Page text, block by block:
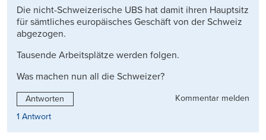
Die nicht-Schweizerische UBS hat damit ihren Hauptsitz
für sämtliches europäisches Geschäft von der Schweiz
abgezogen.
Tausende Arbeitsplätze werden folgen.
Was machen nun all die Schweizer?
Antworten
Kommentar melden
1 Antwort